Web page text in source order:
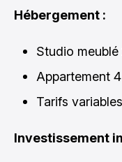
Hébergement :
Studio
Appartement
Tarifs
Investissement